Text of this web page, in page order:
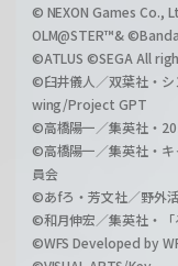
© NEXON Games Co.,
OLM@STER™&
©ATLUS ©SEGA All
©臼井儀人／双葉社・
wing/Project GPT
©高橋陽一／集英社・
©高橋陽一／集英社・キ
員会
©あfろ・芳文社／野外
©和月伸宏／集英社・「
©WFS Developed by